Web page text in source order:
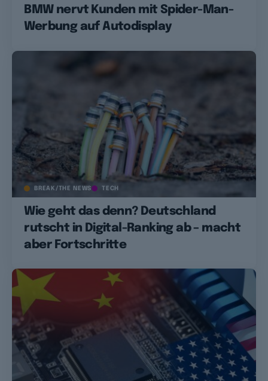
BMW nervt Kunden mit Spider-Man-
Werbung auf Autodisplay
BREAK/THE NEWS TECH
Wie geht das denn? Deutschland
rutscht in Digital-Ranking ab – macht
aber Fortschritte